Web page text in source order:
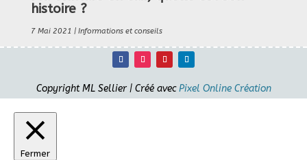
histoire ?
7 Mai 2021 | Informations et conseils
Copyright ML Sellier | Créé avecPixel Online Création
Fermer